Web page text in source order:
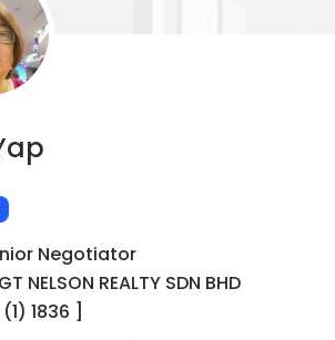
Negotiator
NELSON REALTY SDN BHD
(1) 1836 ]